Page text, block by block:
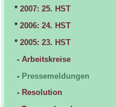
* 2007: 25. HST
* 2006: 24. HST
* 2005: 23. HST
- Arbeitskreise
- Pressemeldungen
- Resolution